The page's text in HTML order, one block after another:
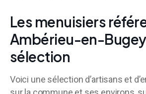
Les menuisiers
Ambérieu-en-
sélection
Voici une sélection d’artisans et